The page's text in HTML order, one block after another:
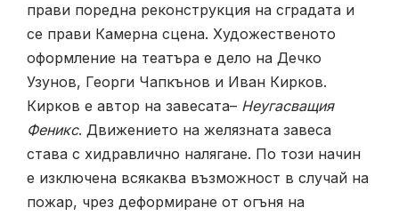
прави поредна реконструкция на сградата и
се прави Камерна сцена. Художественото
оформление на театъра е дело на Дечко
Узунов, Георги Чапкънов и Иван Кирков.
Кирков е автор на завесата– Неугасващия
Феникс. Движението на желязната завеса
става с хидравлично налягане. По този начин
е изключена всякаква възможност в случай на
пожар, чрез деформиране от огъня на